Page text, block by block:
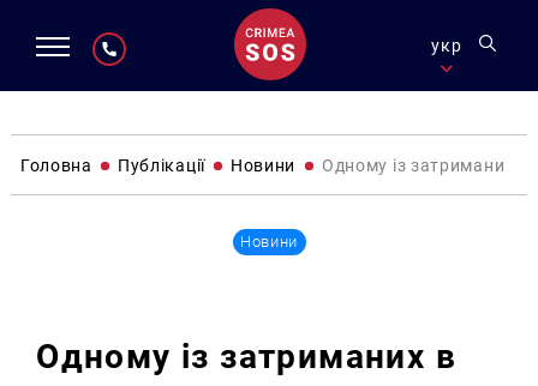
укр
Головна Публікації Новини Одному із затриманих в
Новини
Одному із затриманих в